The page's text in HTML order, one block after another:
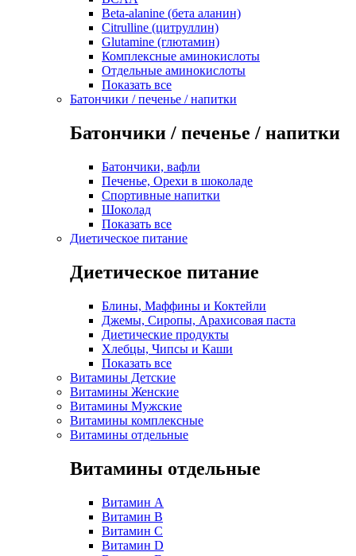
Beta-alanine (бета аланин)
Citrulline (цитруллин)
Glutamine (глютамин)
Комплексные аминокислоты
Отдельные аминокислоты
Показать все
Батончики / печенье / напитки
Батончики / печенье / напитки
Батончики, вафли
Печенье, Орехи в шоколаде
Спортивные напитки
Шоколад
Показать все
Диетическое питание
Диетическое питание
Блины, Маффины и Коктейли
Джемы, Сиропы, Арахисовая паста
Диетические продукты
Хлебцы, Чипсы и Каши
Показать все
Витамины Детские
Витамины Женские
Витамины Мужские
Витамины комплексные
Витамины отдельные
Витамины отдельные
Витамин A
Витамин B
Витамин C
Витамин D